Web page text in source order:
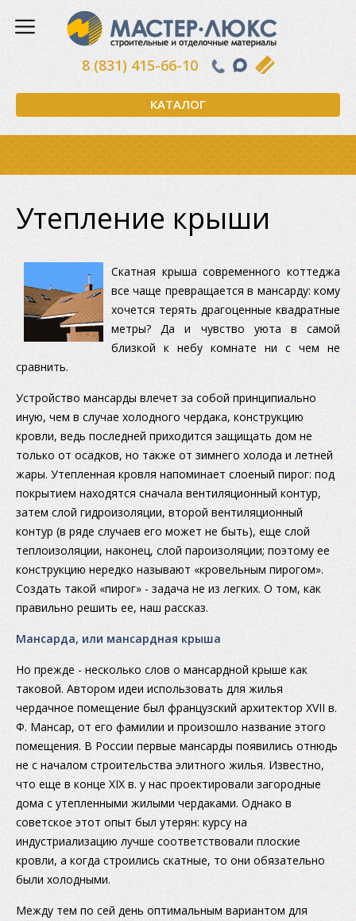
КАТАЛОГ
8 (831) 415-66-10
Утепление крыши
Скатная крыша современного коттеджа
все чаще превращается в мансарду: кому
хочется терять драгоценные квадратные
метры? Да и чувство уюта в самой
близкой к небу комнате ни с чем не
сравнить.
Устройство мансарды влечет за собой принципиально
иную, чем в случае холодного чердака, конструкцию
кровли, ведь последней приходится защищать дом не
только от осадков, но также от зимнего холода и летней
жары. Утепленная кровля напоминает слоеный пирог: под
покрытием находятся сначала вентиляционный контур,
затем слой гидроизоляции, второй вентиляционный
контур (в ряде случаев его может не быть), еще слой
теплоизоляции, наконец, слой пароизоляции; поэтому ее
конструкцию нередко называют «кровельным пирогом».
Создать такой «пирог» - задача не из легких. О том, как
правильно решить ее, наш рассказ.
Мансарда, или мансардная крыша
Но прежде - несколько слов о мансардной крыше как
таковой. Автором идеи использовать для жилья
чердачное помещение был французский архитектор XVII в.
Ф. Мансар, от его фамилии и произошло название этого
помещения. В России первые мансарды появились отнюдь
не с началом строительства элитного жилья. Известно,
что еще в конце XIX в. у нас проектировали загородные
дома с утепленными жилыми чердаками. Однако в
советское этот опыт был утерян: курсу на
индустриализацию лучше соответствовали плоские
кровли, а когда строились скатные, то они обязательно
были холодными.
Между тем по сей день оптимальным вариантом для